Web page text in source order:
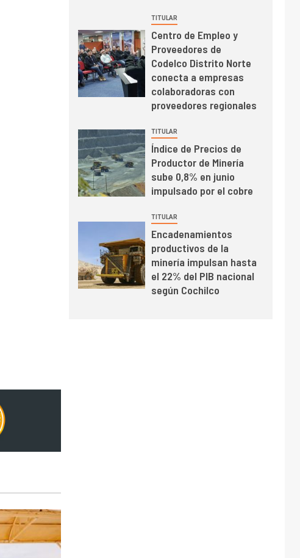
BHP proyecta
producción de cobre
cercana a 2 millones
de toneladas tras
récord en Escondida
7 I+D
Codelco reporta Ebitda
de US$ 6.670 millones
y mejora sus
indicadores financieros
TITULAR
Centro de Empleo y
Proveedores de
Codelco Distrito Norte
conecta a empresas
colaboradoras con
proveedores regionales
TITULAR
Índice de Precios de
Productor de Minería
sube 0,8% en junio
impulsado por el cobre
TITULAR
Encadenamientos
productivos de la
minería impulsan hasta
el 22% del PIB nacional
según Cochilco